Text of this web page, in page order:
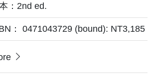
：2nd ed.
： 0471043729 (bound): NT3,185